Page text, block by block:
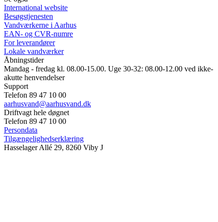
International website
Besøgstjenesten
Vandværkerne i Aarhus
EAN- og CVR-numre
For leverandører
Lokale vandværker
Åbningstider
Mandag - fredag kl. 08.00-15.00. Uge 30-32: 08.00-12.00 ved ikke-
akutte henvendelser
Support
Telefon 89 47 10 00
aarhusvand@aarhusvand.dk
Driftvagt hele døgnet
Telefon 89 47 10 00
Persondata
Tilgængelighedserklæring
Hasselager Allé 29, 8260 Viby J